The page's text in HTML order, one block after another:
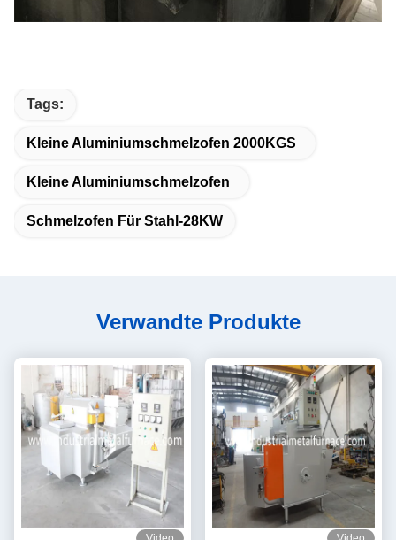
Tags:
Kleine Aluminiumschmelzofen 2000KGS
Kleine Aluminiumschmelzofen
Schmelzofen Für Stahl-28KW
Verwandte Produkte